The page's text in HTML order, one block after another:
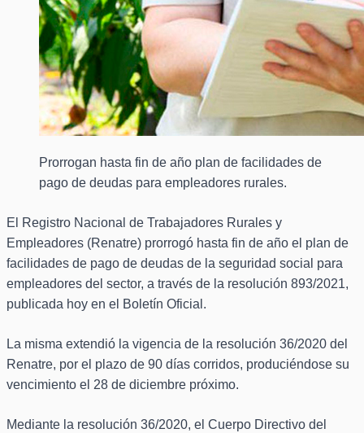
Prorrogan hasta fin de año plan de facilidades de
pago de deudas para empleadores rurales.
El Registro Nacional de Trabajadores Rurales y
Empleadores (Renatre) prorrogó hasta fin de año el plan de
facilidades de pago de deudas de la seguridad social para
empleadores del sector, a través de la resolución 893/2021,
publicada hoy en el Boletín Oficial.
La misma extendió la vigencia de la resolución 36/2020 del
Renatre, por el plazo de 90 días corridos, produciéndose su
vencimiento el 28 de diciembre próximo.
Mediante la resolución 36/2020, el Cuerpo Directivo del